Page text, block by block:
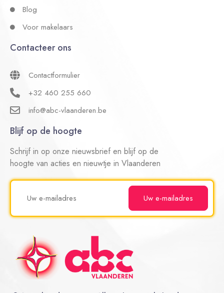
Blog
Voor makelaars
Contacteer ons
Contactformulier
+32 460 255 660
info@abc-vlaanderen.be
Blijf op de hoogte
Schrijf in op onze nieuwsbrief en blijf op de
hoogte van acties en nieuwtje in Vlaanderen